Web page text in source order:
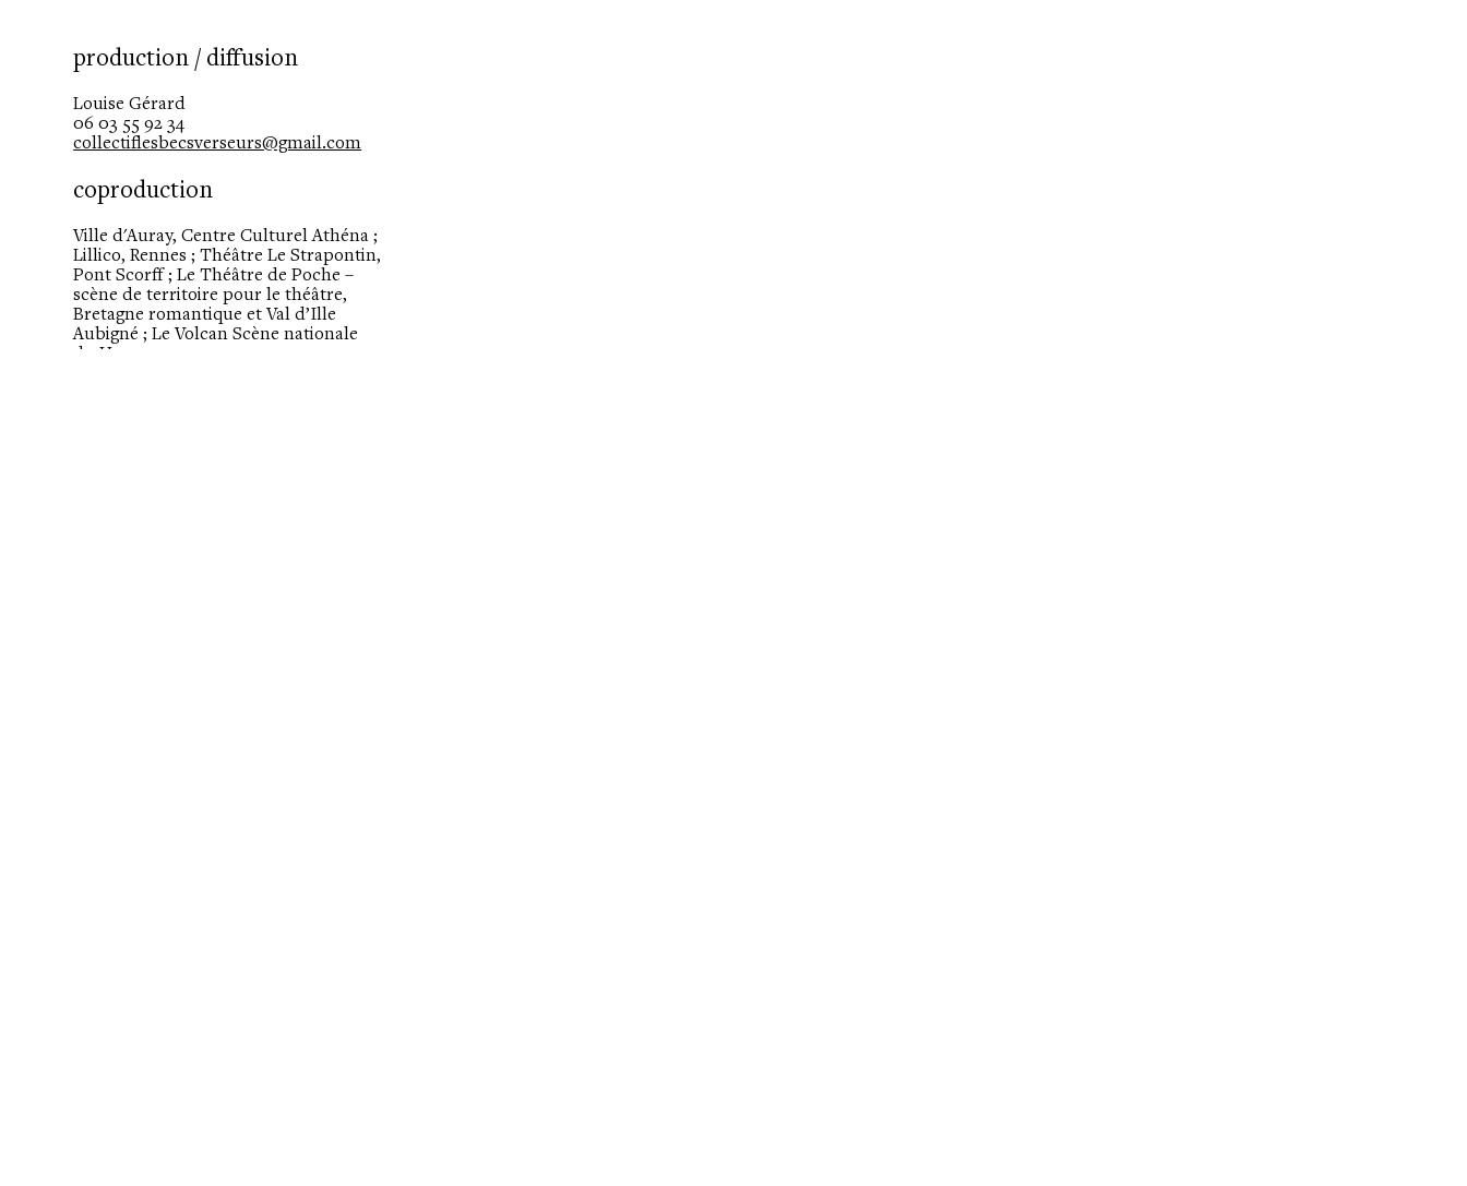
production / diffusion
Louise Gérard
06 03 55 92 34
collectiflesbecsverseurs@gmail.com
coproduction
Ville d'Auray, Centre Culturel Athéna ;
Lillico, Rennes ; Théâtre Le Strapontin,
Pont Scorff ; Le Théâtre de Poche –
scène de territoire pour le théâtre,
Bretagne romantique et Val d’Ille
Aubigné ; Le Volcan Scène nationale
du Havre